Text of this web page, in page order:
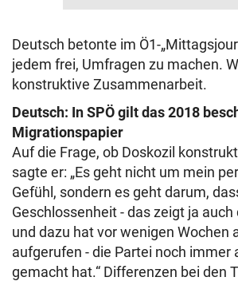
Deutsch betonte im Ö1-
jedem frei, Umfragen zu machen.
konstruktive Zusammenarbeit.
Deutsch: In SPÖ gilt das 2018
Migrationspapier
Auf die Frage, ob Doskozil
sagte er: „Es geht nicht um mein
Gefühl, sondern es geht darum,
Geschlossenheit - das zeigt ja auch
und dazu hat vor wenigen Wochen
aufgerufen - die Partei noch immer
gemacht hat.“ Differenzen bei den